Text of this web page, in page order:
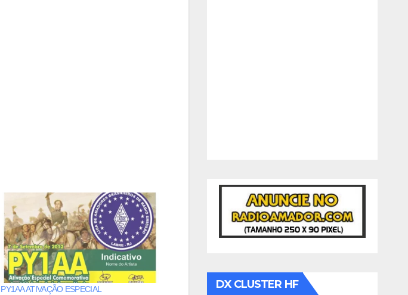
PY1AA ATIVAÇÃO ESPECIAL
DX CLUSTER HF